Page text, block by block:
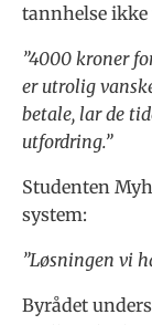
tannhelse
”4000 kroner
er utrolig
betale, lar de
utfordring.”
Studenten
system:
”Løsningen vi
Byrådet